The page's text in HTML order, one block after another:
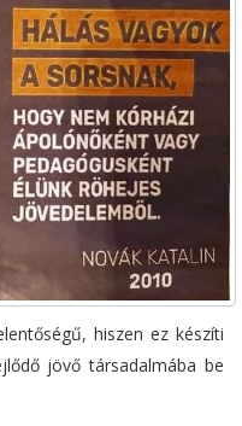
hiszen ez készíti
jövő társadalmába be